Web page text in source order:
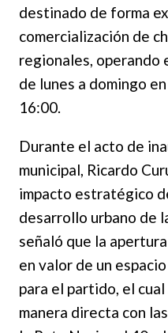
destinado de forma
comercialización de
regionales, operando
de lunes a domingo
16:00.
Durante el acto de
municipal, Ricardo
impacto estratégico
desarrollo urbano de
señaló que la
en valor de un
para el partido, el
manera directa con